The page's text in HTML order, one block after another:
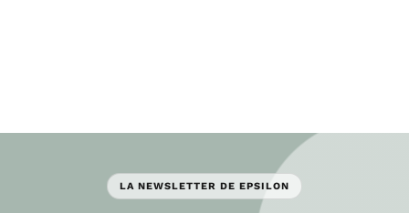
LA NEWSLETTER DE EPSILON